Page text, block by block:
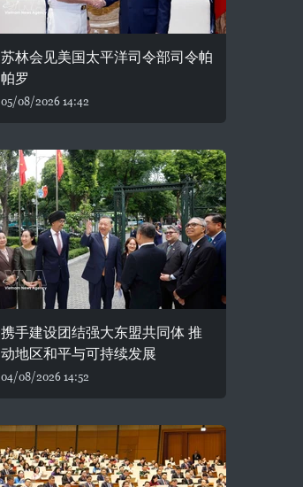
苏林会见美国太平洋司令部司令帕
帕罗
05/08/2026 14:42
携手建设团结强大东盟共同体 推
动地区和平与可持续发展
04/08/2026 14:52